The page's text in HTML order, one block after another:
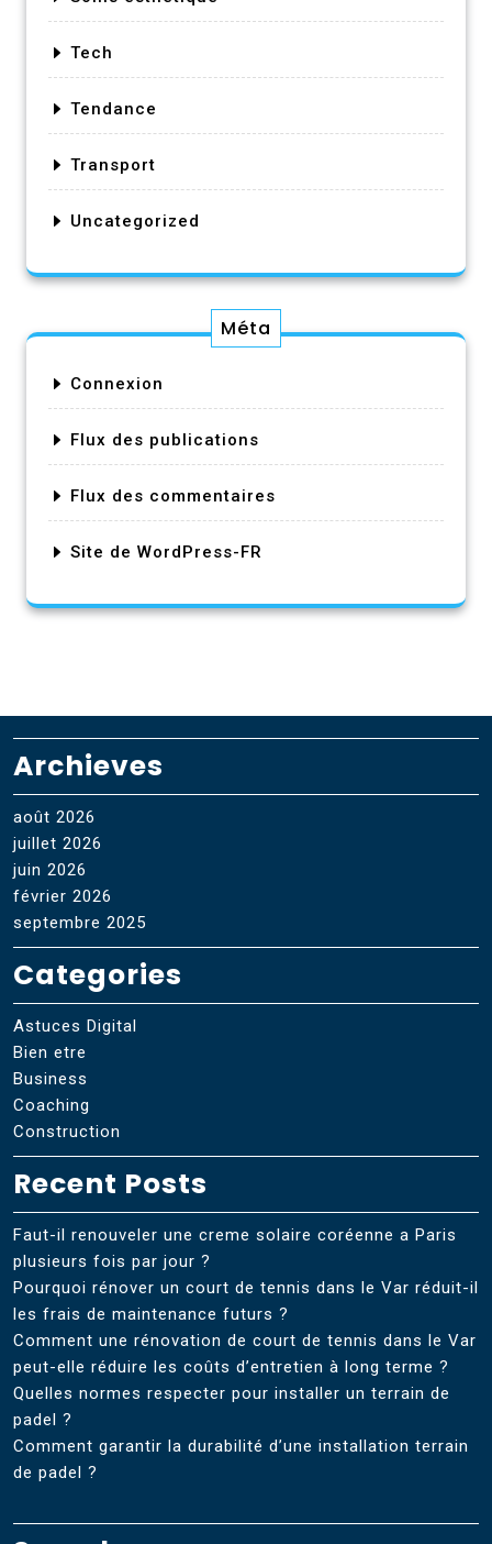
Tech
Tendance
Transport
Uncategorized
Méta
Connexion
Flux des publications
Flux des commentaires
Site de WordPress-FR
Archieves
août 2026
juillet 2026
juin 2026
février 2026
septembre 2025
Categories
Astuces Digital
Bien etre
Business
Coaching
Construction
Recent Posts
Faut-il renouveler une creme solaire coréenne a Paris
plusieurs fois par jour ?
Pourquoi rénover un court de tennis dans le Var réduit-il
les frais de maintenance futurs ?
Comment une rénovation de court de tennis dans le Var
peut-elle réduire les coûts d’entretien à long terme ?
Quelles normes respecter pour installer un terrain de
padel ?
Comment garantir la durabilité d’une installation terrain
de padel ?